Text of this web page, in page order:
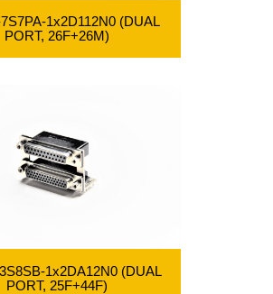
1x2D112N0 (DUAL
PORT, 26F+26M)
1x2DA12N0 (DUAL
PORT, 25F+44F)